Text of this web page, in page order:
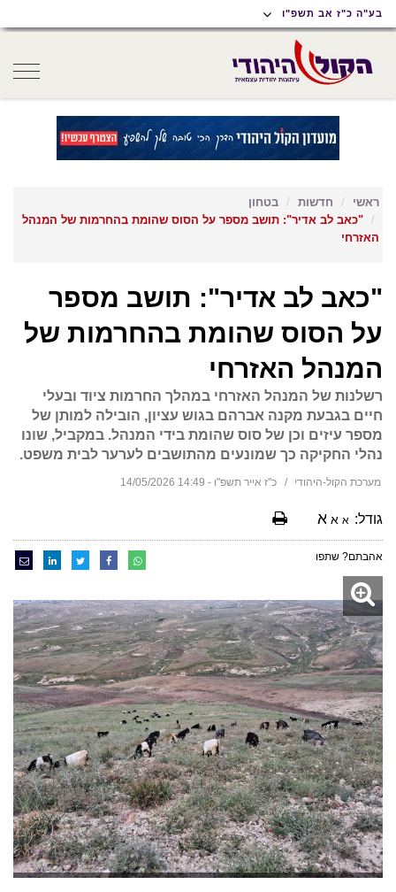
תפריט
נגישות
תפריט
ראשי
תוכן
ראשי
בע"ה כ"ז אב תשפ"ו
ראשי חדשות
בטחון
"כאב לב אדיר": תושב מספר על הסוס שהומת בהחרמות של המנהל
האזרחי
"כאב לב אדיר": תושב מספר
על הסוס שהומת בהחרמות של
המנהל האזרחי
רשלנות של המנהל האזרחי במהלך החרמות ציוד ובעלי
חיים בגבעת מקנה אברהם בגוש עציון, הובילה למותן של
מספר עיזים וכן של סוס שהומת בידי המנהל. במקביל, שונו
נהלי החקיקה כך שמונעים מהתושבים לערער לבית משפט.
מערכת הקול-היהודי כ"ז אייר תשפ"ו - 14:49 14/05/2026
גודל: א א א
אהבתם? שתפו